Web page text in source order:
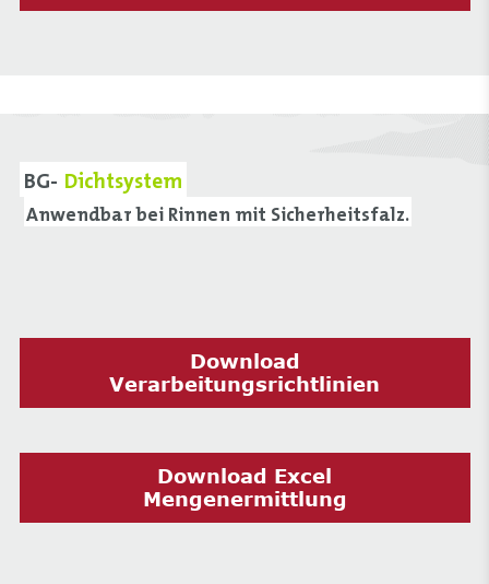
BG- Dichtsystem
Anwendbar bei Rinnen mit Sicherheitsfalz.
Download
Verarbeitungsrichtlinien
Download Excel
Mengenermittlung